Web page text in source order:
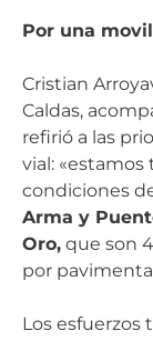
Por una
Cristian
Caldas,
refirió a las
vial:
condiciones
Arma y
Oro, que son
por
Los esfuerzos